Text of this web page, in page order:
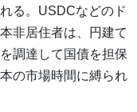
る。USDCなどのド
非居住者は、円建て
調達して国債を担保
の市場時間に縛られ